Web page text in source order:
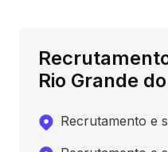
Rio Grande
Recrutamento e